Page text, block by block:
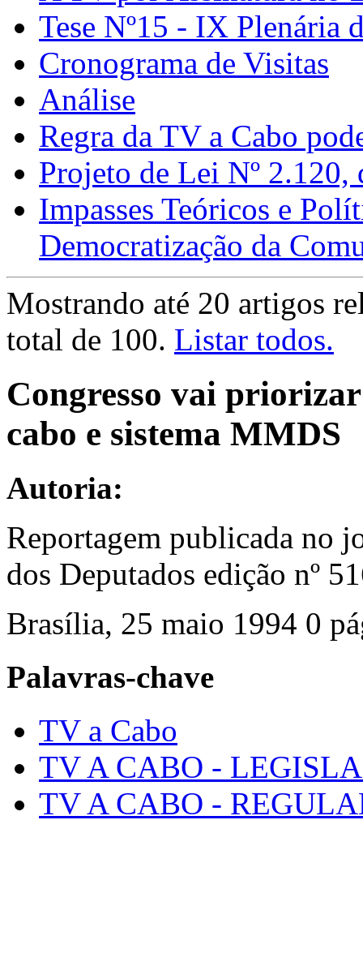
Tese Nº15 - IX Plenária
Cronograma de Visitas
Análise
Regra da TV a Cabo
Projeto de Lei Nº 2.120,
Impasses Teóricos e
Democratização da
Mostrando até 20 artigos
total de 100. Listar todos.
Congresso vai
cabo e sistema MMDS
Autoria:
Reportagem publicada no
dos Deputados edição nº
Brasília, 25 maio 1994 0
Palavras-chave
TV a Cabo
TV A CABO -
TV A CABO -